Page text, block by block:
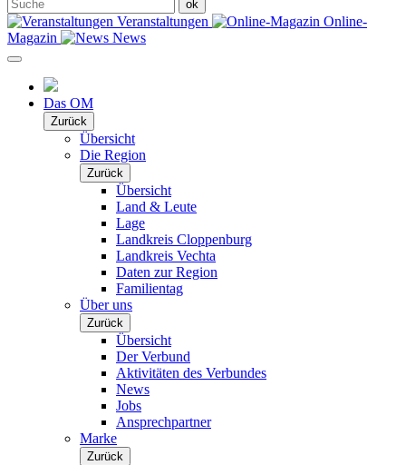
Veranstaltungen
Online-
Magazin
News
Das OM
Zurück
Übersicht
Die Region
Zurück
Übersicht
Land & Leute
Lage
Landkreis Cloppenburg
Landkreis Vechta
Daten zur Region
Familientag
Über uns
Zurück
Übersicht
Der Verbund
Aktivitäten des Verbundes
News
Jobs
Ansprechpartner
Marke
Zurück